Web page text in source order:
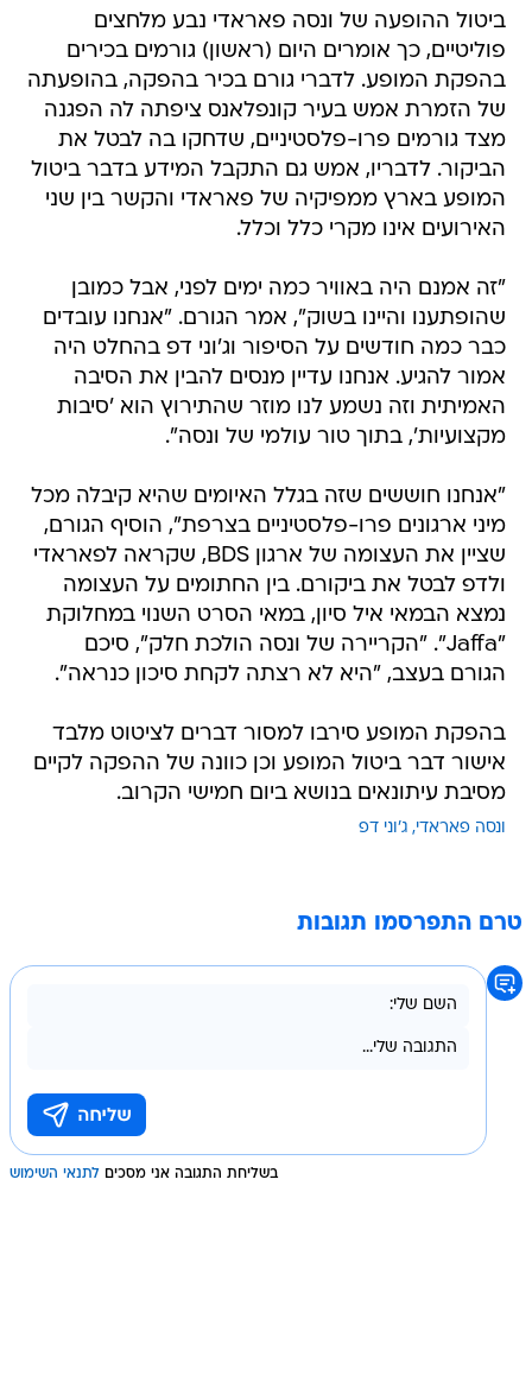
ביטול ההופעה של ונסה פאראדי נבע מלחצים
פוליטיים, כך אומרים היום (ראשון) גורמים בכירים
בהפקת המופע. לדברי גורם בכיר בהפקה, בהופעתה
של הזמרת אמש בעיר קונפלאנס ציפתה לה הפגנה
מצד גורמים פרו-פלסטיניים, שדחקו בה לבטל את
הביקור. לדבריו, אמש גם התקבל המידע בדבר ביטול
המופע בארץ ממפיקיה של פאראדי והקשר בין שני
האירועים אינו מקרי כלל וכלל.
"זה אמנם היה באוויר כמה ימים לפני, אבל כמובן
שהופתענו והיינו בשוק", אמר הגורם. "אנחנו עובדים
כבר כמה חודשים על הסיפור וג'וני דפ בהחלט היה
אמור להגיע. אנחנו עדיין מנסים להבין את הסיבה
האמיתית וזה נשמע לנו מוזר שהתירוץ הוא 'סיבות
מקצועיות', בתוך טור עולמי של ונסה".
"אנחנו חוששים שזה בגלל האיומים שהיא קיבלה מכל
מיני ארגונים פרו-פלסטיניים בצרפת", הוסיף הגורם,
שציין את העצומה של ארגון BDS, שקראה לפאראדי
ולדפ לבטל את ביקורם. בין החתומים על העצומה
נמצא הבמאי איל סיון, במאי הסרט השנוי במחלוקת
"Jaffa". "הקריירה של ונסה הולכת חלק", סיכם
הגורם בעצב, "היא לא רצתה לקחת סיכון כנראה".
בהפקת המופע סירבו למסור דברים לציטוט מלבד
אישור דבר ביטול המופע וכן כוונה של ההפקה לקיים
מסיבת עיתונאים בנושא ביום חמישי הקרוב.
ונסה פאראדי ג'וני דפ
טרם התפרסמו תגובות
בשליחת התגובה אני מסכים לתנאי השימוש